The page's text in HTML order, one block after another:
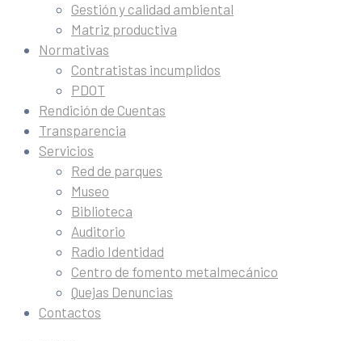
Gestión y calidad ambiental
Matriz productiva
Normativas
Contratistas incumplidos
PDOT
Rendición de Cuentas
Transparencia
Servicios
Red de parques
Museo
Biblioteca
Auditorio
Radio Identidad
Centro de fomento metalmecánico
Quejas Denuncias
Contactos